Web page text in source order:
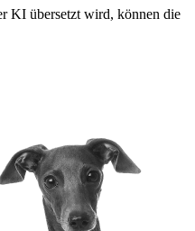
KI übersetzt wird, können die